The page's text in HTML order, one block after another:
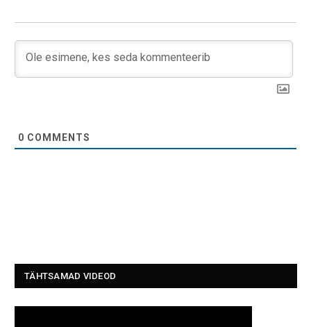
0 COMMENTS
TÄHTSAMAD VIDEOD